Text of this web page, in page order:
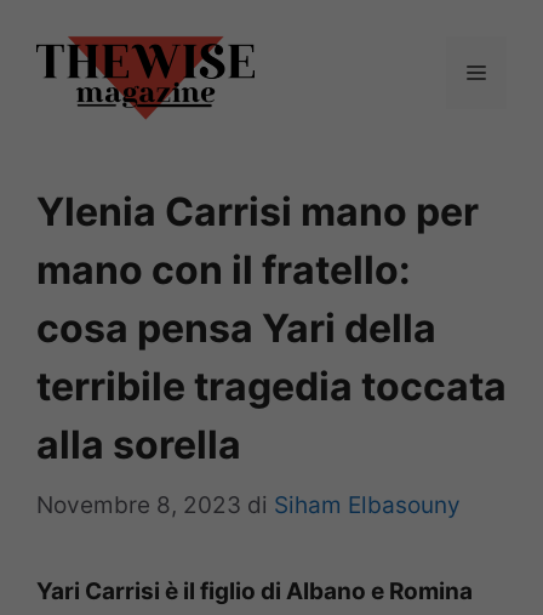
contenuto
Menu
Ylenia Carrisi mano per
mano con il fratello:
cosa pensa Yari della
terribile tragedia toccata
alla sorella
Novembre 8, 2023 di Siham Elbasouny
Yari Carrisi è il figlio di Albano e Romina